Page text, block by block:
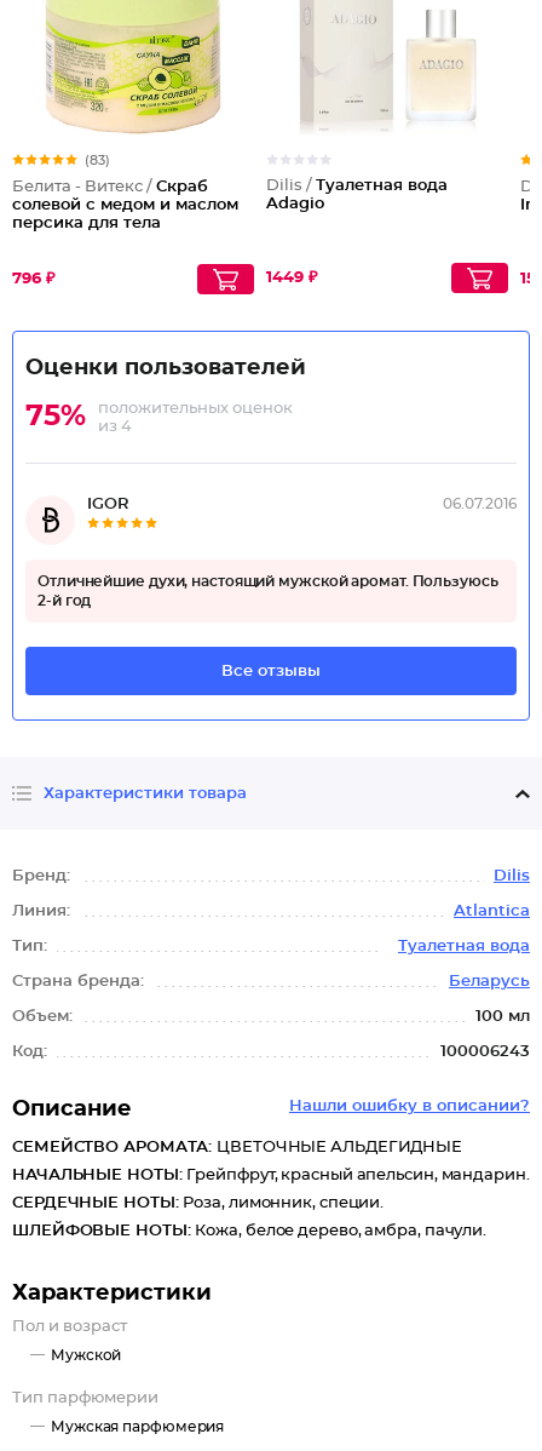
(83)
Белита - Витекс / Скраб
солевой с медом и маслом
персика для тела
796 ₽
Dilis / Туалетная вода
Adagio
1449 ₽
Оценки пользователей
75%
положительных оценок
из 4
IGOR 06.07.2016
Отличнейшие духи, настоящий мужской аромат. Пользуюсь
2-й год
Все отзывы
Характеристики товара
Бренд: Dilis
Линия: Atlantica
Тип: Туалетная вода
Страна бренда: Беларусь
Объем: 100 мл
Код: 100006243
Нашли ошибку в описании?
Описание
СЕМЕЙСТВО АРОМАТА: ЦВЕТОЧНЫЕ АЛЬДЕГИДНЫЕ
НАЧАЛЬНЫЕ НОТЫ: Грейпфрут, красный апельсин, мандарин.
СЕРДЕЧНЫЕ НОТЫ: Роза, лимонник, специи.
ШЛЕЙФОВЫЕ НОТЫ: Кожа, белое дерево, амбра, пачули.
Характеристики
Пол и возраст
Мужской
Тип парфюмерии
Мужская парфюмерия